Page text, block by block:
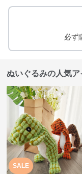
必ず
ぬいぐるみの人気
SALE